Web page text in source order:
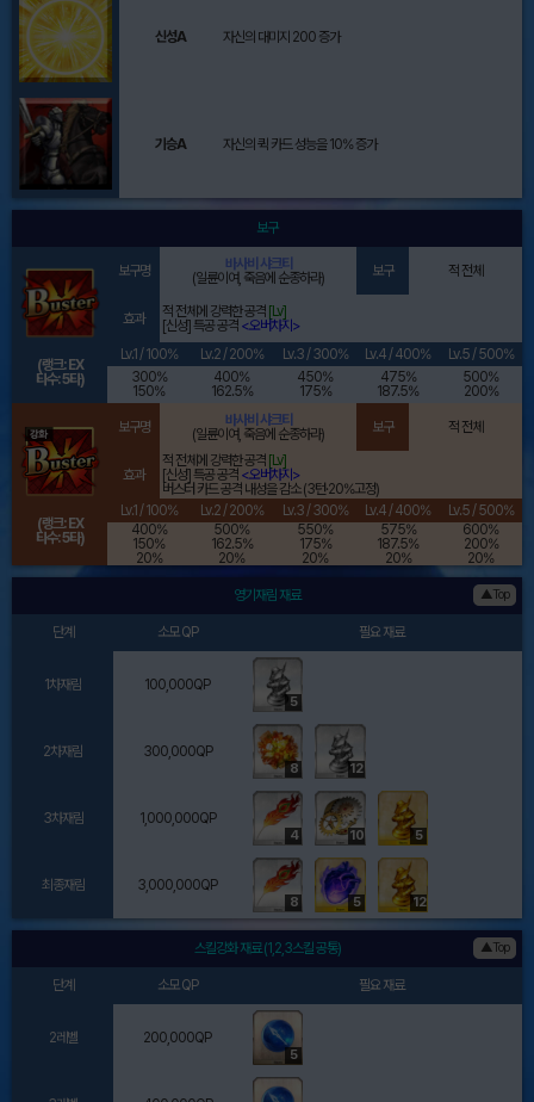
신성A 자신의 대미지 200 증가
기승A 자신의 퀵 카드 성능을 10% 증가
보구
(랭크: EX
타수: 5타)
보구명
바사비 샤크티
(일륜이여, 죽음에 순종하라)
보구 적 전체
효과 적 전체에 강력한 공격 [Lv]
[신성] 특공 공격 <오버차지>
Lv.1 / 100%
Lv.2 / 200% Lv.3 / 300% Lv.4 / 400%
Lv.5 / 500%
300%
150%
400%
162.5%
450%
175%
475%
187.5%
500%
200%
(랭크: EX
타수: 5타)
보구명
바사비 샤크티
(일륜이여, 죽음에 순종하라)
보구 적 전체
효과
적 전체에 강력한 공격 [Lv]
[신성] 특공 공격 <오버차지>
버스터 카드 공격 내성을 감소 (3턴·20%고정)
Lv.1 / 100%
Lv.2 / 200% Lv.3 / 300% Lv.4 / 400%
Lv.5 / 500%
400%
150%
20%
500%
162.5%
20%
550%
175%
20%
575%
187.5%
20%
600%
200%
20%
영기재림 재료 ▲Top
단계 소모 QP 필요 재료
1차재림 100,000QP
5
2차재림 300,000QP
8 12
3차재림 1,000,000QP
4 10 5
최종재림 3,000,000QP
8 5 12
스킬강화 재료 (1,2,3스킬 공통) ▲Top
단계 소모 QP 필요 재료
2레벨 200,000QP
5